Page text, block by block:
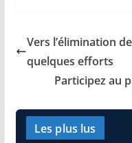
Vers l’élimination
quelques efforts
Participez au
Les plus lus